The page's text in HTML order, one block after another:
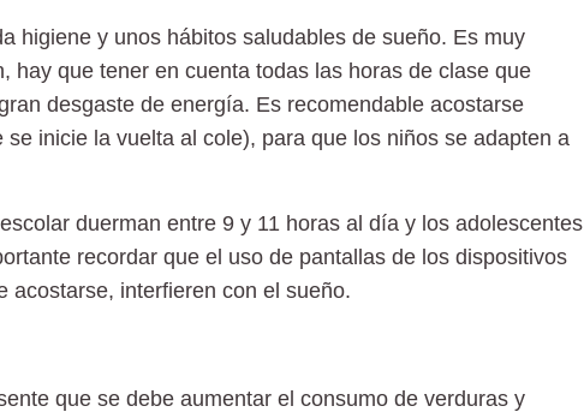
higiene y unos hábitos saludables de sueño. Es muy
hay que tener en cuenta todas las horas de clase que
desgaste de energía. Es recomendable acostarse
inicie la vuelta al cole), para que los niños se adapten a
duerman entre 9 y 11 horas al día y los adolescentes
recordar que el uso de pantallas de los dispositivos
acostarse, interfieren con el sueño.
que se debe aumentar el consumo de verduras y